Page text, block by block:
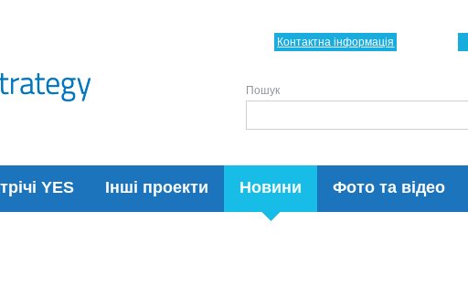
YES Інші проекти Новини Фото та відео
Контактна інформація
Пошук